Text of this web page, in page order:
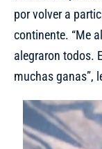
por volver a
continente. “Me
alegraron todos.
muchas ganas”,